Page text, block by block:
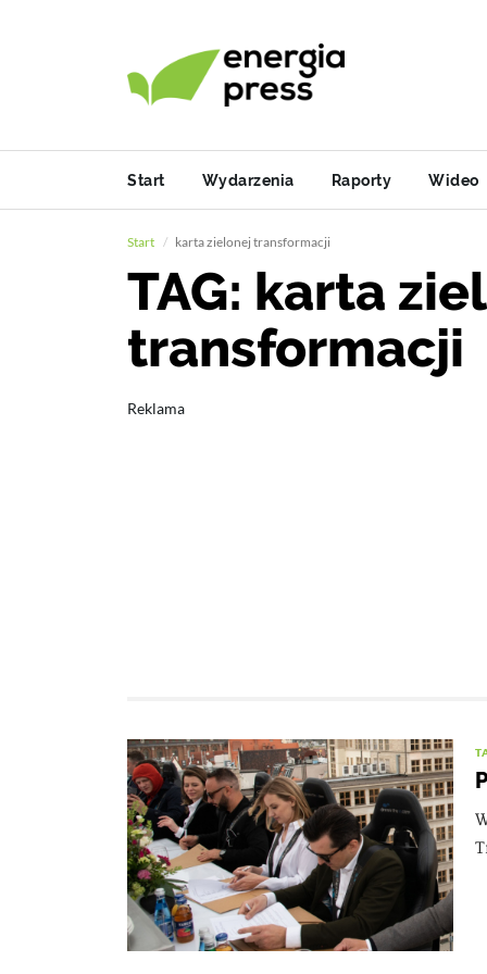
Start Wydarzenia Raporty Wideo
Start karta zielonej transformacji
TAG: karta
transformacji
Reklama